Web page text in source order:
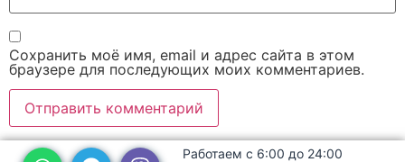
Сохранить моё имя, email и адрес сайта в этом
браузере для последующих моих комментариев.
Работаем с 6:00 до 24:00